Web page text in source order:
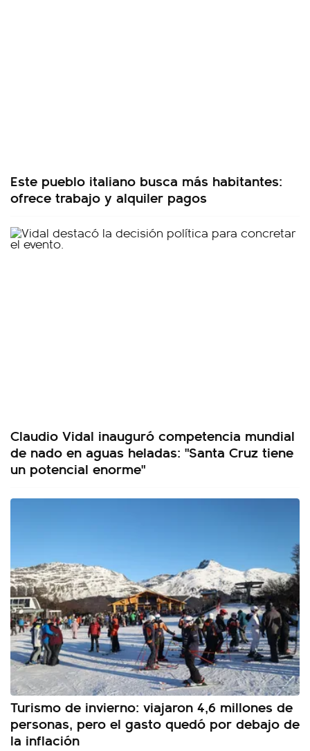
Este pueblo italiano busca más habitantes:
ofrece trabajo y alquiler pagos
Claudio Vidal inauguró competencia mundial
de nado en aguas heladas: "Santa Cruz tiene
un potencial enorme"
Turismo de invierno: viajaron 4,6 millones de
personas, pero el gasto quedó por debajo de
la inflación